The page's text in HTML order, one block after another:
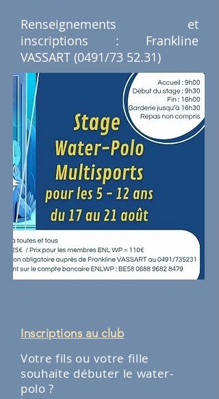
Renseignements et
inscriptions : Frankline
VASSART (0491/73 52.31)
Inscriptions ​ au club
Votre fils ou votre fille
souhaite débuter le water-
polo ?